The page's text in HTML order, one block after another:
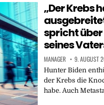
„Der Krebs
spricht über
seines
MANAGER 9. AUGUST
Hunter Biden
der Krebs die
habe. Auch